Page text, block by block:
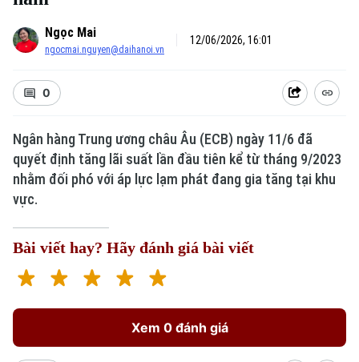
Xu hướng
Ngọc Mai
ngocmai.nguyen@daihanoi.vn
12/06/2026, 16:01
0
Ngân hàng Trung ương châu Âu (ECB) ngày 11/6 đã
quyết định tăng lãi suất lần đầu tiên kể từ tháng 9/2023
nhằm đối phó với áp lực lạm phát đang gia tăng tại khu
vực.
Bài viết hay? Hãy đánh giá bài viết
Xem 0 đánh giá